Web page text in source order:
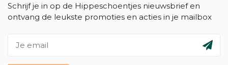
Schrijf je in op de Hippeschoentjes nieuwsbrief en
ontvang de leukste promoties en acties in je mailbox